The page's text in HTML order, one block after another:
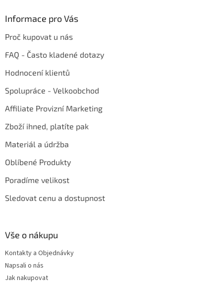
Informace pro Vás
Proč kupovat u nás
FAQ - Často kladené dotazy
Hodnocení klientů
Spolupráce - Velkoobchod
Affiliate Provizní Marketing
Zboží ihned, platíte pak
Materiál a údržba
Oblíbené Produkty
Poradíme velikost
Sledovat cenu a dostupnost
Vše o nákupu
Kontakty a Objednávky
Napsali o nás
Jak nakupovat